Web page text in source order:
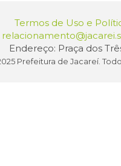
Termos de Uso e
Endereço: Praça dos
Prefeitura de Jacareí.